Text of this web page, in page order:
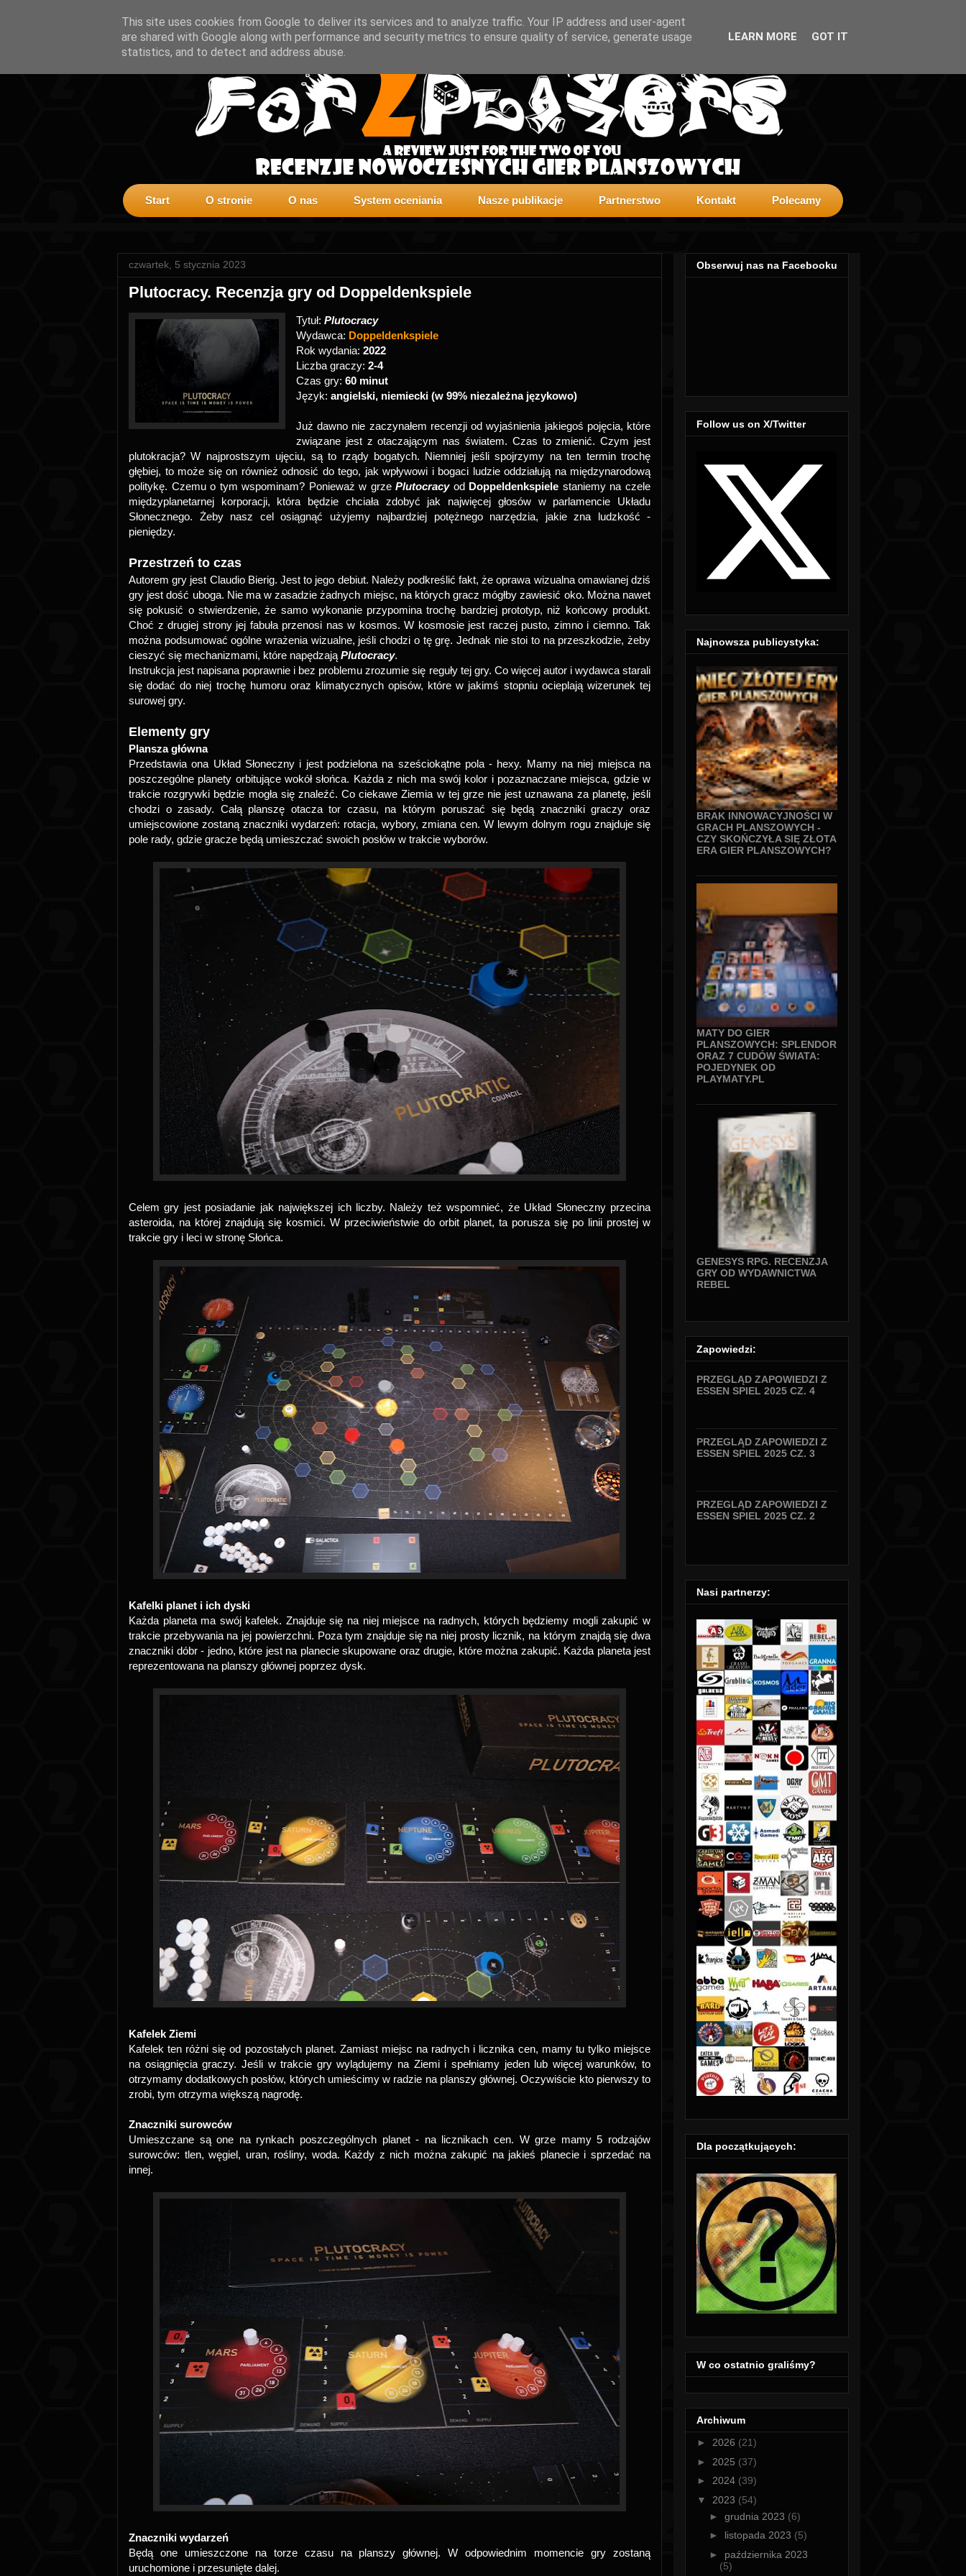
Start O stronie O nas System oceniania Nasze publikacje Partnerstwo Kontakt Polecamy
czwartek, 5 stycznia 2023
Plutocracy. Recenzja gry od Doppeldenkspiele
Tytuł: Plutocracy
Wydawca: Doppeldenkspiele
Rok wydania: 2022
Liczba graczy: 2-4
Czas gry: 60 minut
Język: angielski, niemiecki (w 99% niezależna językowo)
Już dawno nie zaczynałem recenzji od wyjaśnienia jakiegoś pojęcia, które
związane jest z otaczającym nas światem. Czas to zmienić. Czym jest
plutokracja? W najprostszym ujęciu, są to rządy bogatych. Niemniej jeśli spojrzymy na ten termin trochę
głębiej, to może się on również odnosić do tego, jak wpływowi i bogaci ludzie oddziałują na międzynarodową
politykę. Czemu o tym wspominam? Ponieważ w grzePlutocracy od Doppeldenkspiele staniemy na czele
międzyplanetarnej korporacji, która będzie chciała zdobyć jak najwięcej głosów w parlamencie Układu
Słonecznego. Żeby nasz cel osiągnąć użyjemy najbardziej potężnego narzędzia, jakie zna ludzkość -
pieniędzy.
Przestrzeń to czas
Autorem gry jest Claudio Bierig. Jest to jego debiut. Należy podkreślić fakt, że oprawa wizualna omawianej dziś
gry jest dość uboga. Nie ma w zasadzie żadnych miejsc, na których gracz mógłby zawiesić oko. Można nawet
się pokusić o stwierdzenie, że samo wykonanie przypomina trochę bardziej prototyp, niż końcowy produkt.
Choć z drugiej strony jej fabuła przenosi nas w kosmos. W kosmosie jest raczej pusto, zimno i ciemno. Tak
można podsumować ogólne wrażenia wizualne, jeśli chodzi o tę grę. Jednak nie stoi to na przeszkodzie, żeby
cieszyć się mechanizmami, które napędzają Plutocracy.
Instrukcja jest napisana poprawnie i bez problemu zrozumie się reguły tej gry. Co więcej autor i wydawca starali
się dodać do niej trochę humoru oraz klimatycznych opisów, które w jakimś stopniu ocieplają wizerunek tej
surowej gry.
Elementy gry
Plansza główna
Przedstawia ona Układ Słoneczny i jest podzielona na sześciokątne pola - hexy. Mamy na niej miejsca na
poszczególne planety orbitujące wokół słońca. Każda z nich ma swój kolor i pozaznaczane miejsca, gdzie w
trakcie rozgrywki będzie mogła się znaleźć. Co ciekawe Ziemia w tej grze nie jest uznawana za planetę, jeśli
chodzi o zasady. Całą planszę otacza tor czasu, na którym poruszać się będą znaczniki graczy oraz
umiejscowione zostaną znaczniki wydarzeń: rotacja, wybory, zmiana cen. W lewym dolnym rogu znajduje się
pole rady, gdzie gracze będą umieszczać swoich posłów w trakcie wyborów.
Celem gry jest posiadanie jak największej ich liczby. Należy też wspomnieć, że Układ Słoneczny przecina
asteroida, na której znajdują się kosmici. W przeciwieństwie do orbit planet, ta porusza się po linii prostej w
trakcie gry i leci w stronę Słońca.
Kafelki planet i ich dyski
Każda planeta ma swój kafelek. Znajduje się na niej miejsce na radnych, których będziemy mogli zakupić w
trakcie przebywania na jej powierzchni. Poza tym znajduje się na niej prosty licznik, na którym znajdą się dwa
znaczniki dóbr - jedno, które jest na planecie skupowane oraz drugie, które można zakupić. Każda planeta jest
reprezentowana na planszy głównej poprzez dysk.
Kafelek Ziemi
Kafelek ten różni się od pozostałych planet. Zamiast miejsc na radnych i licznika cen, mamy tu tylko miejsce
na osiągnięcia graczy. Jeśli w trakcie gry wylądujemy na Ziemi i spełniamy jeden lub więcej warunków, to
otrzymamy dodatkowych posłów, których umieścimy w radzie na planszy głównej. Oczywiście kto pierwszy to
zrobi, tym otrzyma większą nagrodę.
Znaczniki surowców
Umieszczane są one na rynkach poszczególnych planet - na licznikach cen. W grze mamy 5 rodzajów
surowców: tlen, węgiel, uran, rośliny, woda. Każdy z nich można zakupić na jakieś planecie i sprzedać na
innej.
Znaczniki wydarzeń
Będą one umieszczone na torze czasu na planszy głównej. W odpowiednim momencie gry zostaną
uruchomione i przesunięte dalej.
Obserwuj nas na Facebooku
Follow us on X/Twitter
Najnowsza publicystyka:
BRAK INNOWACYJNOŚCI W
GRACH PLANSZOWYCH -
CZY SKOŃCZYŁA SIĘ ZŁOTA
ERA GIER PLANSZOWYCH?
MATY DO GIER
PLANSZOWYCH: SPLENDOR
ORAZ 7 CUDÓW ŚWIATA:
POJEDYNEK OD
PLAYMATY.PL
GENESYS RPG. RECENZJA
GRY OD WYDAWNICTWA
REBEL
Zapowiedzi:
PRZEGLĄD ZAPOWIEDZI Z
ESSEN SPIEL 2025 CZ. 4
PRZEGLĄD ZAPOWIEDZI Z
ESSEN SPIEL 2025 CZ. 3
PRZEGLĄD ZAPOWIEDZI Z
ESSEN SPIEL 2025 CZ. 2
Nasi partnerzy:
Dla początkujących:
W co ostatnio graliśmy?
Archiwum
► 2026 (21)
► 2025 (37)
► 2024 (39)
▼ 2023 (54)
► grudnia 2023 (6)
► listopada 2023 (5)
► października 2023
(5)
This site uses cookies from Google to deliver its services and to analyze traffic. Your IP address and user-agent
are shared with Google along with performance and security metrics to ensure quality of service, generate usage
statistics, and to detect and address abuse.
LEARN MORE GOT IT